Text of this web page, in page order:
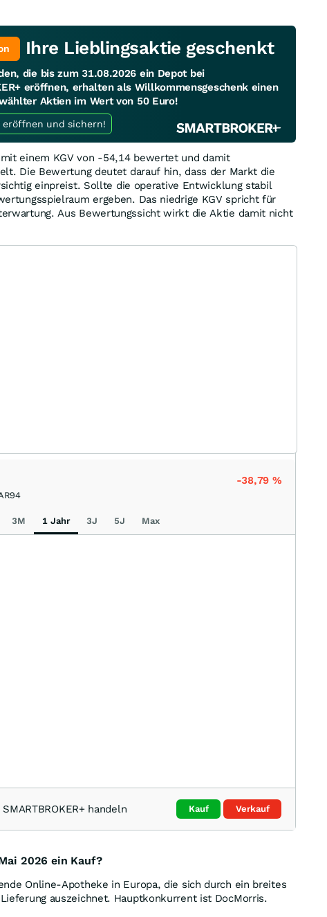
Ihre Lieblingsaktie geschenkt
die bis zum 31.08.2026 ein Depot bei
eröffnen, erhalten als Willkommensgeschenk einen
Aktien im Wert von 50 Euro!
Jetzt Depot eröffnen und sichern!
einem KGV von -54,14 bewertet und damit
Die Bewertung deutet darauf hin, dass der Markt die
einpreist. Sollte die operative Entwicklung stabil
ergeben. Das niedrige KGV spricht für
Aus Bewertungssicht wirkt die Aktie damit nicht
-38,79 %
3M 1 Jahr 3J 5J Max
handeln Kauf Verkauf
2026 ein Kauf?
Online-Apotheke in Europa, die sich durch ein breites
auszeichnet. Hauptkonkurrent ist DocMorris.